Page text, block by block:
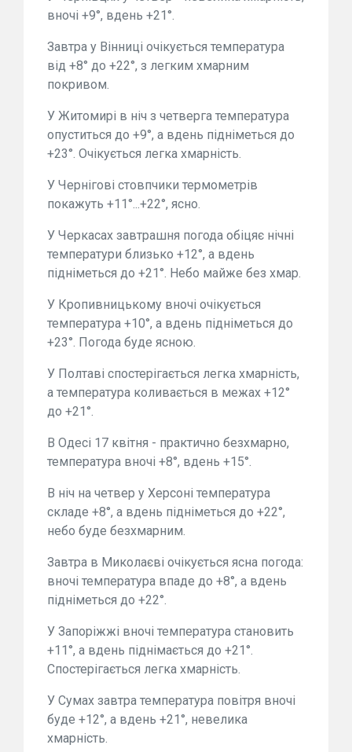
вночі +9°, вдень +21°.
Завтра у Вінниці очікується температура
від +8° до +22°, з легким хмарним
покривом.
У Житомирі в ніч з четверга температура
опуститься до +9°, а вдень підніметься до
+23°. Очікується легка хмарність.
У Чернігові стовпчики термометрів
покажуть +11°...+22°, ясно.
У Черкасах завтрашня погода обіцяє нічні
температури близько +12°, а вдень
підніметься до +21°. Небо майже без хмар.
У Кропивницькому вночі очікується
температура +10°, а вдень підніметься до
+23°. Погода буде ясною.
У Полтаві спостерігається легка хмарність,
а температура коливається в межах +12°
до +21°.
В Одесі 17 квітня - практично безхмарно,
температура вночі +8°, вдень +15°.
В ніч на четвер у Херсоні температура
складе +8°, а вдень підніметься до +22°,
небо буде безхмарним.
Завтра в Миколаєві очікується ясна погода:
вночі температура впаде до +8°, а вдень
підніметься до +22°.
У Запоріжжі вночі температура становить
+11°, а вдень піднімається до +21°.
Спостерігається легка хмарність.
У Сумах завтра температура повітря вночі
буде +12°, а вдень +21°, невелика
хмарність.